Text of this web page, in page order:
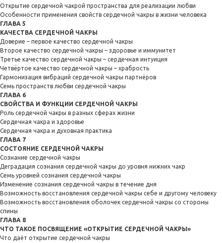
Открытие сердечной чакрой пространства для реализации любви
Особенности применения свойств сердечной чакры в жизни человека
ГЛАВА 5
КАЧЕСТВА СЕРДЕЧНОЙ ЧАКРЫ
Доверие – первое качество сердечной чакры
Второе качество сердечной чакры – здоровье и иммунитет
Третье качество сердечной чакры – сердечная интуиция
Четвёртое качество сердечной чакры – храбрость
Гармонизация вибраций сердечной чакры партнёров
Семь пространств любви сердечной чакры
ГЛАВА 6
СВОЙСТВА И ФУНКЦИИ СЕРДЕЧНОЙ ЧАКРЫ
Роль сердечной чакры в разных сферах жизни
Сердечная чакра и здоровье
Сердечная чакра и духовная практика
ГЛАВА 7
СОСТОЯНИЕ СЕРДЕЧНОЙ ЧАКРЫ
Сознание сердечной чакры
Деградация сознания сердечной чакры до уровня нижних чакр
Семь уровней сознания сердечной чакры
Изменение сознания сердечной чакры в течение дня
Возможность восстановления сердечной чакры себе и другому человеку
Возможность восстановления оболочек сердечной чакры со стороны
спины
ГЛАВА 8
ЧТО ТАКОЕ ПОСВЯЩЕНИЕ «ОТКРЫТИЕ СЕРДЕЧНОЙ ЧАКРЫ»
Что даёт открытие сердечной чакры